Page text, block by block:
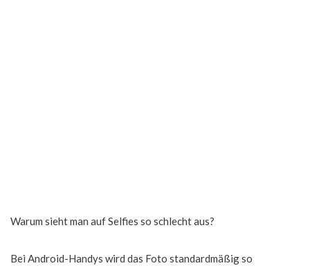
Warum sieht man auf Selfies so schlecht aus?
Bei Android-Handys wird das Foto standardmäßig so